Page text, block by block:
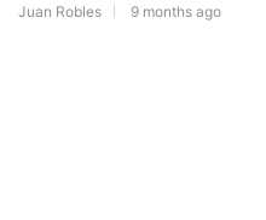
Juan Robles 9 months ago